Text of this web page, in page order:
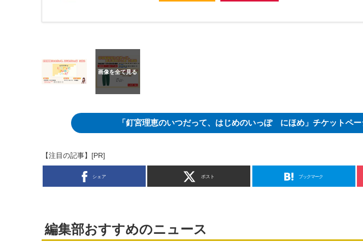
「釘宮理恵のいつだって、はじめのいっぽ にほめ」チケットペー
【注目の記事】[PR]
シェア ポスト ブックマーク
編集部おすすめのニュース